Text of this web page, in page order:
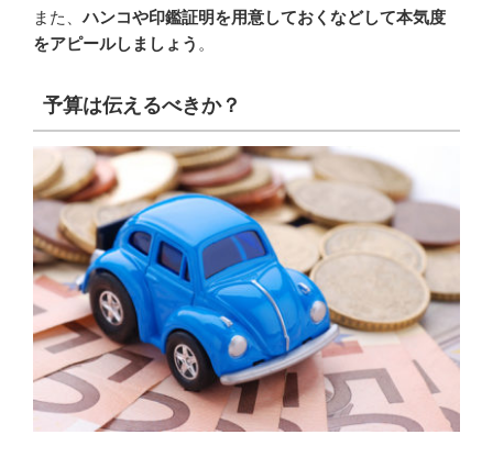
また、ハンコや印鑑証明を用意しておくなどして本気度
をアピールしましょう 。
予算は伝えるべきか？